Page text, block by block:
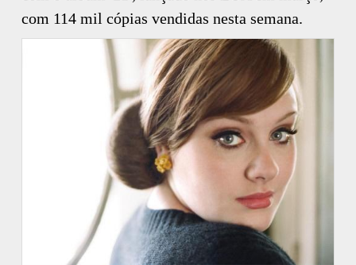
com 114 mil cópias vendidas nesta semana.